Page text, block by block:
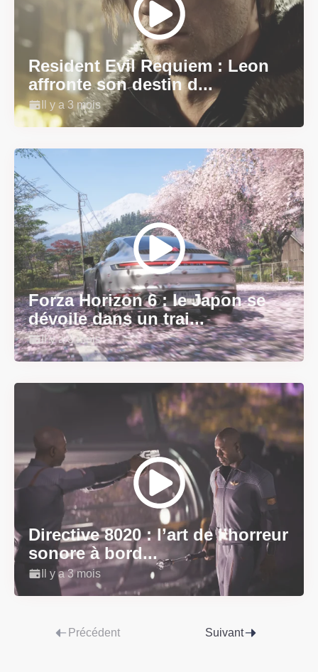
Resident Evil Requiem : Leon
affronte son destin d...
Il y a 3 mois
Forza Horizon 6 : le Japon se
dévoile dans un trai...
Il y a 3 mois
Directive 8020 : l’art de l’horreur
sonore à bord...
Il y a 3 mois
Précédent Suivant